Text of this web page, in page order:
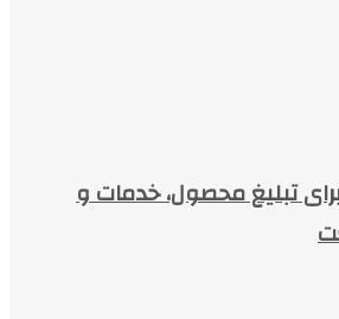
تبلیغ محصول، خدمات و